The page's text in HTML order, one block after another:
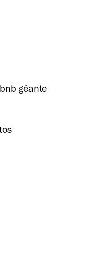
géante